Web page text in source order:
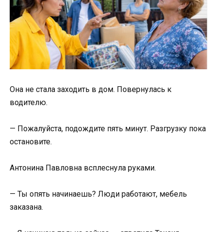
Она не стала заходить в дом. Повернулась к
водителю.
— Пожалуйста, подождите пять минут. Разгрузку пока
остановите.
Антонина Павловна всплеснула руками.
— Ты опять начинаешь? Люди работают, мебель
заказана.